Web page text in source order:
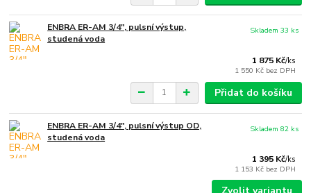
ENBRA ER-AM 3/4", pulsní výstup,
studená voda
1 875 Kč/ks
1 550 Kč bez DPH
Skladem 33 ks
Přidat do košíku
ENBRA ER-AM 3/4", pulsní výstup OD,
studená voda
1 395 Kč/ks
1 153 Kč bez DPH
Skladem 82 ks